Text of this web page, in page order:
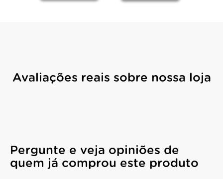
Avaliações reais sobre nossa loja
Pergunte e veja opiniões de
quem já comprou este produto